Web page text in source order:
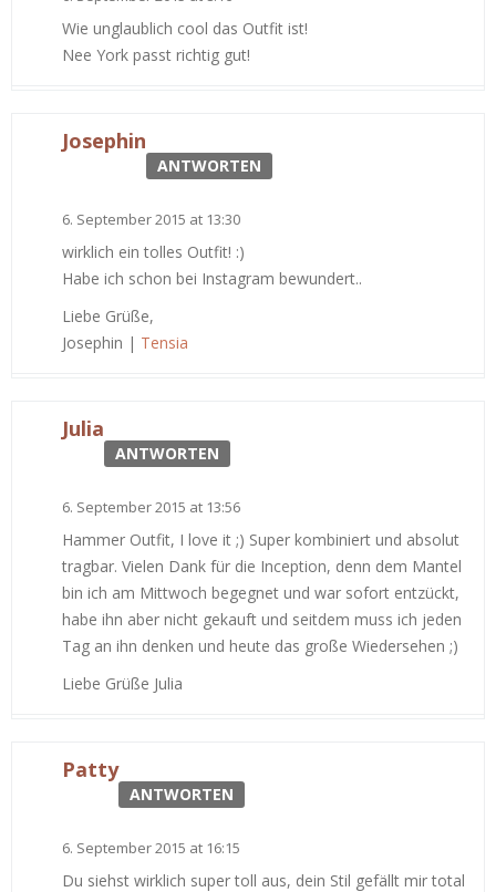
Wie unglaublich cool das Outfit ist!
Nee York passt richtig gut!
Josephin
ANTWORTEN
6. September 2015 at 13:30
wirklich ein tolles Outfit! :)
Habe ich schon bei Instagram bewundert..
Liebe Grüße,
Josephin | Tensia
Julia
ANTWORTEN
6. September 2015 at 13:56
Hammer Outfit, I love it ;) Super kombiniert und absolut
tragbar. Vielen Dank für die Inception, denn dem Mantel
bin ich am Mittwoch begegnet und war sofort entzückt,
habe ihn aber nicht gekauft und seitdem muss ich jeden
Tag an ihn denken und heute das große Wiedersehen ;)
Liebe Grüße Julia
Patty
ANTWORTEN
6. September 2015 at 16:15
Du siehst wirklich super toll aus, dein Stil gefällt mir total